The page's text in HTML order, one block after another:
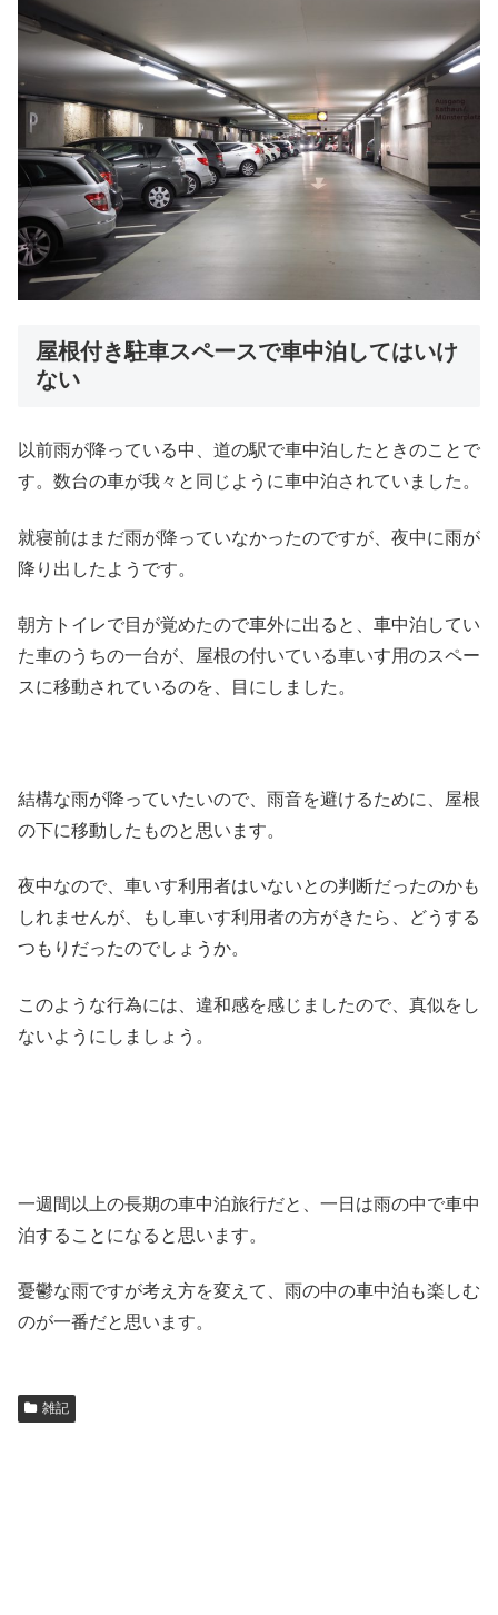
屋根付き駐車スペースで車中泊してはいけ
ない
以前雨が降っている中、道の駅で車中泊したときのことで
す。数台の車が我々と同じように車中泊されていました。
就寝前はまだ雨が降っていなかったのですが、夜中に雨が
降り出したようです。
朝方トイレで目が覚めたので車外に出ると、車中泊してい
た車のうちの一台が、屋根の付いている車いす用のスペー
スに移動されているのを、目にしました。
結構な雨が降っていたいので、雨音を避けるために、屋根
の下に移動したものと思います。
夜中なので、車いす利用者はいないとの判断だったのかも
しれませんが、もし車いす利用者の方がきたら、どうする
つもりだったのでしょうか。
このような行為には、違和感を感じましたので、真似をし
ないようにしましょう。
一週間以上の長期の車中泊旅行だと、一日は雨の中で車中
泊することになると思います。
憂鬱な雨ですが考え方を変えて、雨の中の車中泊も楽しむ
のが一番だと思います。
雑記